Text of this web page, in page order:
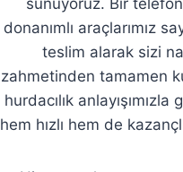
sunuyoruz. Bir
donanımlı araçlarımız
teslim alarak sizi
zahmetinden tamamen
hurdacılık
hem hızlı hem de